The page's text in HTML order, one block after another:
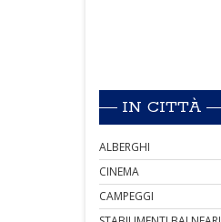
IN CITTÀ
ALBERGHI
CINEMA
CAMPEGGI